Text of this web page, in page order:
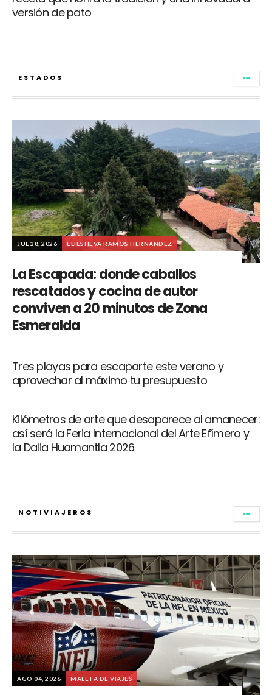
versión de pato
ESTADOS
JUL 28, 2026 ELIESHEVA RAMOS HERNÁNDEZ
La Escapada: donde caballos
rescatados y cocina de autor
conviven a 20 minutos de Zona
Esmeralda
Tres playas para escaparte este verano y
aprovechar al máximo tu presupuesto
Kilómetros de arte que desaparece al amanecer:
así será la Feria Internacional del Arte Efímero y
la Dalia Huamantla 2026
NOTIVIAJEROS
AGO 04, 2026 MALETA DE VIAJES